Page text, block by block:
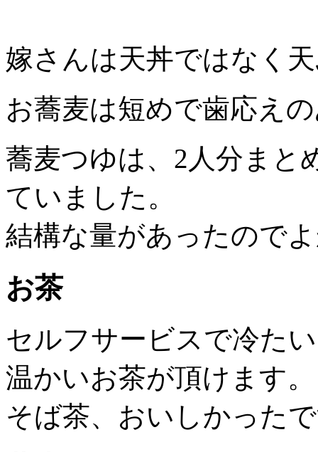
嫁さんは天丼ではなく
お蕎麦は短めで歯応え
蕎麦つゆは、2人分まと
ていました。
結構な量があったので
お茶
セルフサービスで冷た
温かいお茶が頂けます。
そば茶、おいしかった